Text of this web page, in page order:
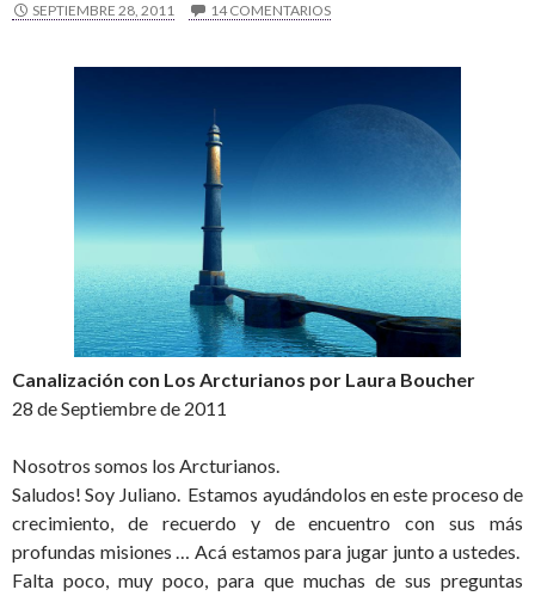
SEPTIEMBRE 28, 2011 14 COMENTARIOS
Canalización con Los Arcturianos por Laura Boucher
28 de Septiembre de 2011
Nosotros somos los Arcturianos.
Saludos! Soy Juliano. Estamos ayudándolos en este proceso de
crecimiento, de recuerdo y de encuentro con sus más
profundas misiones … Acá estamos para jugar junto a ustedes.
Falta poco, muy poco, para que muchas de sus preguntas